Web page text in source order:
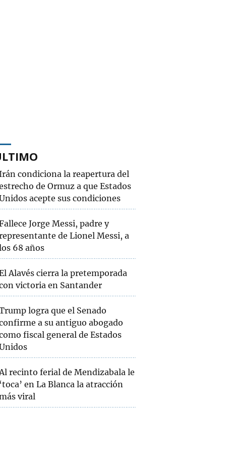
condiciona la reapertura del
de Ormuz a que Estados
acepte sus condiciones
Jorge Messi, padre y
de Lionel Messi, a
68 años
Alavés cierra la pretemporada
victoria en Santander
logra que el Senado
a su antiguo abogado
fiscal general de Estados
recinto ferial de Mendizabala le
‘toca’ en La Blanca la atracción
viral